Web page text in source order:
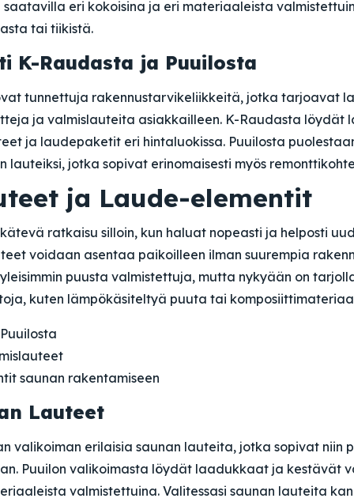
eri kokoisina ja eri materiaaleista
tai tiikistä.
K-Raudasta ja Puuilosta
tunnettuja rakennustarvikeliikkeitä, jotka tarjoavat
ja valmislauteita asiakkailleen. K-Raudasta löydät
ja laudepaketit eri hintaluokissa. Puuilosta
lauteiksi, jotka sopivat erinomaisesti myös
ja Laude-elementit
ratkaisu silloin, kun haluat nopeasti ja helposti
voidaan asentaa paikoilleen ilman suurempia
puusta valmistettuja, mutta nykyään on
kuten lämpökäsiteltyä puuta tai
saunan rakentamiseen
Lauteet
valikoiman erilaisia saunan lauteita, jotka sopivat niin
Puuilon valikoimasta löydät laadukkaat ja kestävät
valmistettuina. Valitessasi saunan lauteita